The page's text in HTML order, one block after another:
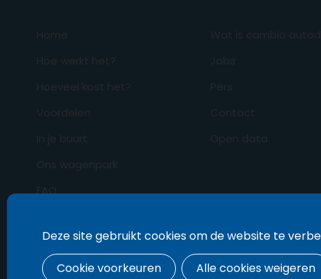
Home
Hoe werkt het?
Hoeveel kost het?
Voordelen
In je buurt
Ons wagenpark
FAQ
Wat is cambio
Jobs
Pers
Contact
Open data
Deze site gebruikt cookies om de website te
Cookie voorkeuren
Alle cookies weigeren